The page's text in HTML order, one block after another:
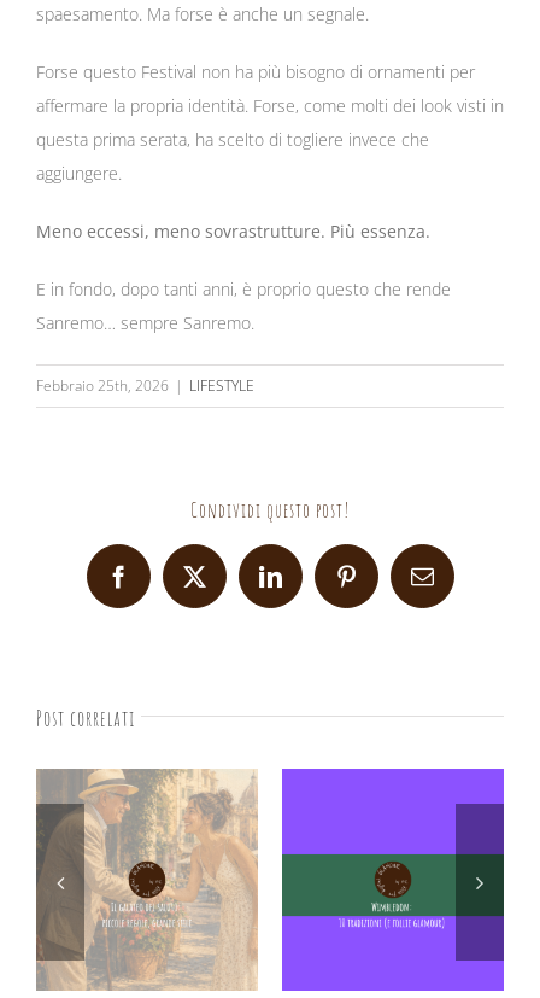
spaesamento. Ma forse è anche un segnale.
Forse questo Festival non ha più bisogno di ornamenti per
affermare la propria identità. Forse, come molti dei look visti in
questa prima serata, ha scelto di togliere invece che
aggiungere.
Meno eccessi, meno sovrastrutture. Più essenza.
E in fondo, dopo tanti anni, è proprio questo che rende
Sanremo… sempre Sanremo.
Febbraio 25th, 2026 | LIFESTYLE
Condividi questo post!
Facebook
X LinkedInPinterestEmail
Post correlati